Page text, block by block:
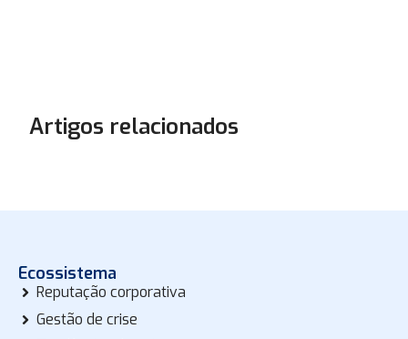
Artigos relacionados
Ecossistema
Reputação corporativa
Gestão de crise